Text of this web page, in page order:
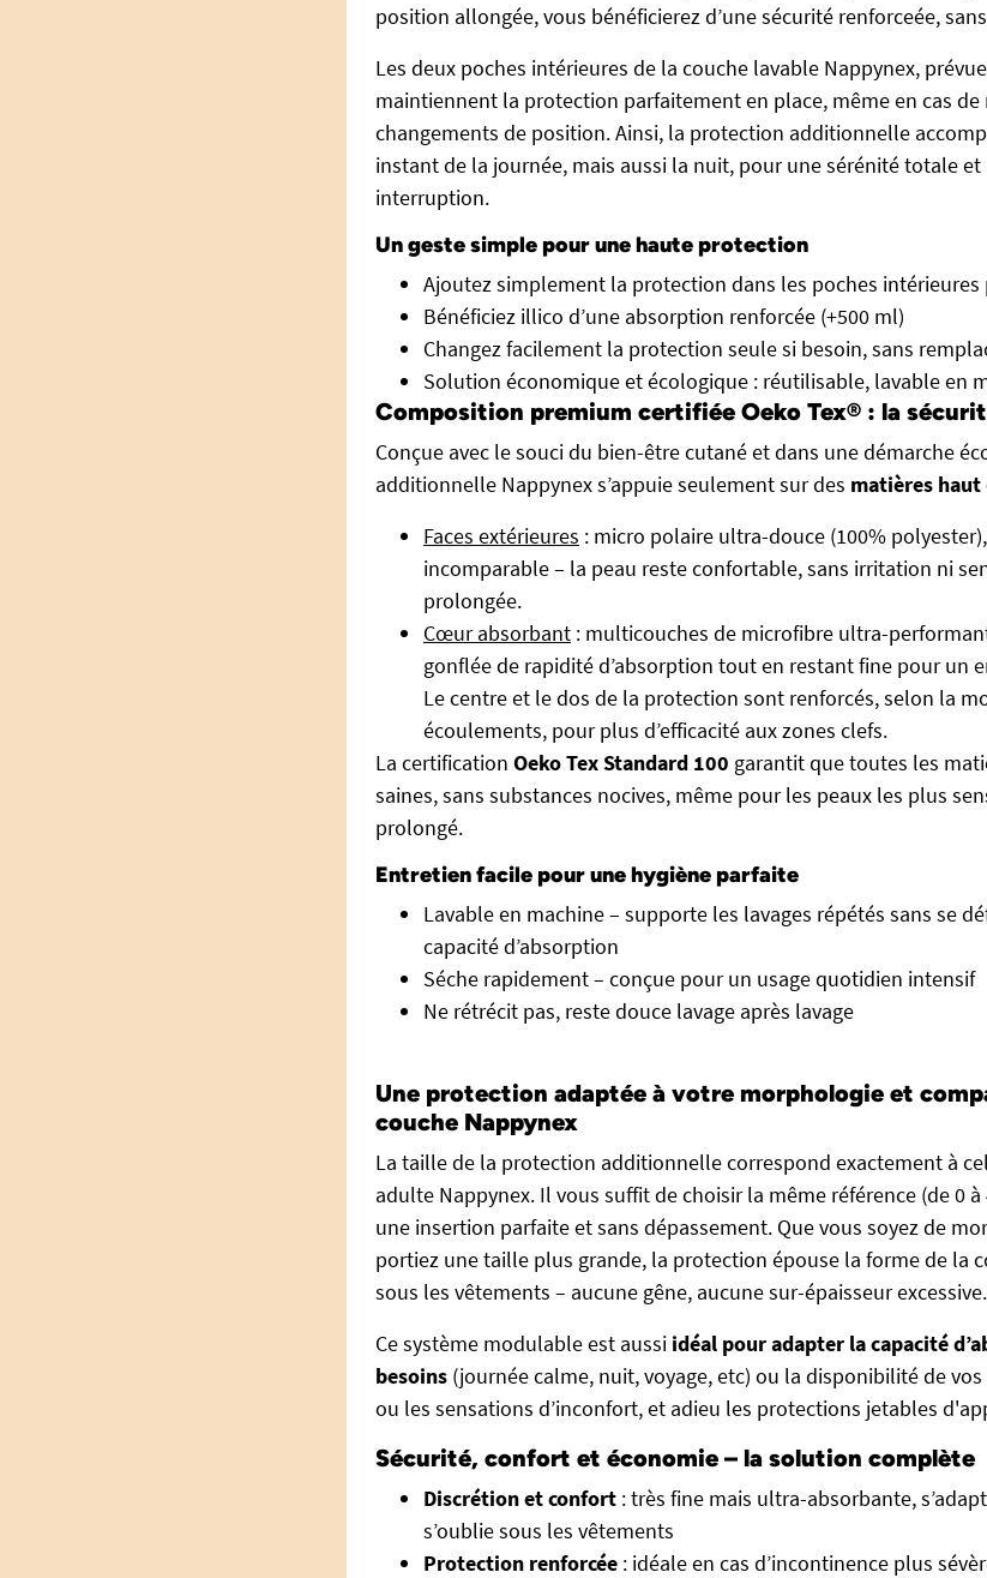
position allongée, vous bénéficierez d’une sécurité renforceée,
Les deux poches intérieures de la couche lavable Nappynex,
maintiennent la protection parfaitement en place, même en cas
changements de position. Ainsi, la protection additionnelle
instant de la journée, mais aussi la nuit, pour une sérénité totale
interruption.
Un geste simple pour une haute protection
Ajoutez simplement la protection dans les poches intérieures
Bénéficiez illico d’une absorption renforcée (+500 ml)
Changez facilement la protection seule si besoin, sans
Solution économique et écologique : réutilisable, lavable en
Composition premium certifiée Oeko Tex® : la
Conçue avec le souci du bien-être cutané et dans une démarche
additionnelle Nappynex s’appuie seulement sur des matières haut
Faces extérieures : micro polaire ultra-douce (100%
incomparable – la peau reste confortable, sans irritation ni
prolongée.
Cœur absorbant : multicouches de microfibre ultra-
gonflée de rapidité d’absorption tout en restant fine pour un
Le centre et le dos de la protection sont renforcés, selon la
écoulements, pour plus d’efficacité aux zones clefs.
La certification Oeko Tex Standard 100 garantit que toutes les
saines, sans substances nocives, même pour les peaux les plus
prolongé.
Entretien facile pour une hygiène parfaite
Lavable en machine – supporte les lavages répétés sans se
capacité d’absorption
Séche rapidement – conçue pour un usage quotidien intensif
Ne rétrécit pas, reste douce lavage après lavage
Une protection adaptée à votre morphologie et
couche Nappynex
La taille de la protection additionnelle correspond exactement à
adulte Nappynex. Il vous suffit de choisir la même référence (de 0
une insertion parfaite et sans dépassement. Que vous soyez de
portiez une taille plus grande, la protection épouse la forme de la
sous les vêtements – aucune gêne, aucune sur-épaisseur excessive.
Ce système modulable est aussi idéal pour adapter la capacité
besoins (journée calme, nuit, voyage, etc) ou la disponibilité de
ou les sensations d’inconfort, et adieu les protections jetables
Sécurité, confort et économie – la solution complète
Discrétion et confort : très fine mais ultra-absorbante,
s’oublie sous les vêtements
Protection renforcée : idéale en cas d’incontinence plus